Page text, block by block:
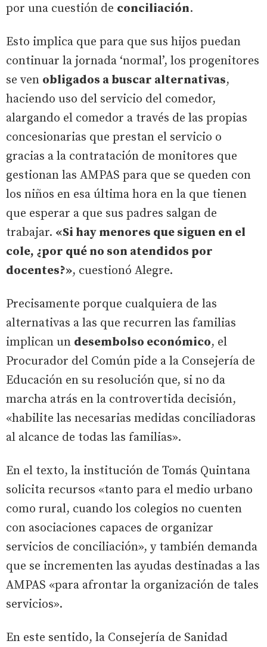
por una cuestión de conciliación.
Esto implica que para que sus hijos puedan
continuar la jornada ‘normal’, los progenitores
se ven obligados a buscar alternativas,
haciendo uso del servicio del comedor,
alargando el comedor a través de las propias
concesionarias que prestan el servicio o
gracias a la contratación de monitores que
gestionan las AMPAS para que se queden con
los niños en esa última hora en la que tienen
que esperar a que sus padres salgan de
trabajar. «Si hay menores que siguen en el
cole, ¿por qué no son atendidos por
docentes?», cuestionó Alegre.
Precisamente porque cualquiera de las
alternativas a las que recurren las familias
implican un desembolso económico, el
Procurador del Común pide a la Consejería de
Educación en su resolución que, si no da
marcha atrás en la controvertida decisión,
«habilite las necesarias medidas conciliadoras
al alcance de todas las familias».
En el texto, la institución de Tomás Quintana
solicita recursos «tanto para el medio urbano
como rural, cuando los colegios no cuenten
con asociaciones capaces de organizar
servicios de conciliación», y también demanda
que se incrementen las ayudas destinadas a las
AMPAS «para afrontar la organización de tales
servicios».
En este sentido, la Consejería de Sanidad